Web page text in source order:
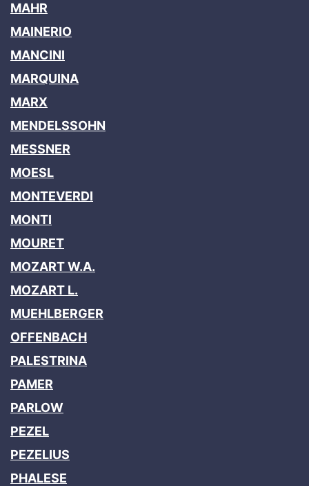
MAHR
MAINERIO
MANCINI
MARQUINA
MARX
MENDELSSOHN
MESSNER
MOESL
MONTEVERDI
MONTI
MOURET
MOZART W.A.
MOZART L.
MUEHLBERGER
OFFENBACH
PALESTRINA
PAMER
PARLOW
PEZEL
PEZELIUS
PHALESE